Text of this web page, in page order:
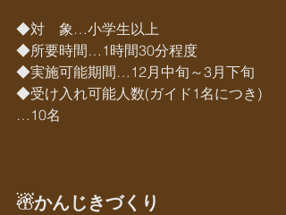
◆対　象…小学生以上
◆所要時間…1時間30分程度
◆実施可能期間…12月中旬～3月下旬
◆受け入れ可能人数(ガイド1名につき)
…10名
☃かんじきづくり